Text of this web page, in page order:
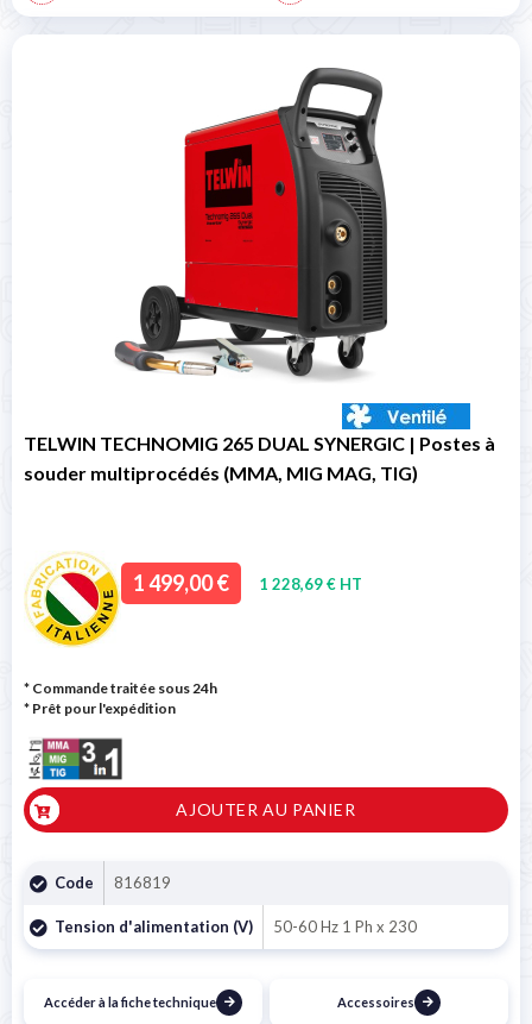
TELWIN TECHNOMIG 265 DUAL SYNERGIC | Postes à
souder multiprocédés (MMA, MIG MAG, TIG)
1 499,00 € 1 228,69 € HT
* Commande traitée sous 24h
* Prêt pour l'expédition
AJOUTER AU PANIER
Code 816819
Tension d'alimentation (V) 50-60 Hz 1 Ph x 230
Accéder à la fiche technique Accessoires